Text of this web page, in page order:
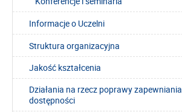
Informacje o Uczelni
Struktura organizacyjna
Jakość kształcenia
Działania na rzecz poprawy zapewniania
dostępności